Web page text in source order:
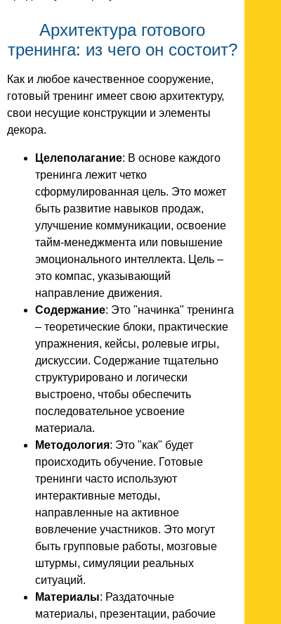
Архитектура готового
тренинга: из чего он состоит?
Как и любое качественное сооружение,
готовый тренинг имеет свою архитектуру,
свои несущие конструкции и элементы
декора.
Целеполагание: В основе каждого
тренинга лежит четко
сформулированная цель. Это может
быть развитие навыков продаж,
улучшение коммуникации, освоение
тайм-менеджмента или повышение
эмоционального интеллекта. Цель –
это компас, указывающий
направление движения.
Содержание: Это "начинка" тренинга
– теоретические блоки, практические
упражнения, кейсы, ролевые игры,
дискуссии. Содержание тщательно
структурировано и логически
выстроено, чтобы обеспечить
последовательное усвоение
материала.
Методология: Это "как" будет
происходить обучение. Готовые
тренинги часто используют
интерактивные методы,
направленные на активное
вовлечение участников. Это могут
быть групповые работы, мозговые
штурмы, симуляции реальных
ситуаций.
Материалы: Раздаточные
материалы, презентации, рабочие